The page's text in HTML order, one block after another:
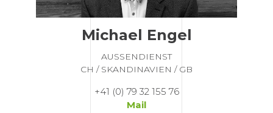
Michael Engel
AUSSENDIENST
CH / SKANDINAVIEN / GB
+41 (0) 79 32 155 76
Mail